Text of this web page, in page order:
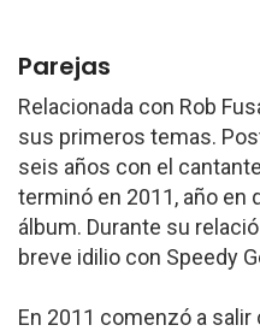
Parejas
Relacionada con Rob
sus primeros temas.
seis años con el
terminó en 2011, año en
álbum. Durante su
breve idilio con Speedy
En 2011 comenzó a salir